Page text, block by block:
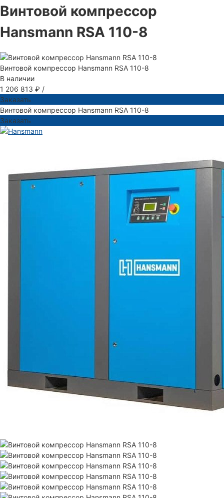
Винтовой компрессор
Hansmann RSA 110-8
Винтовой компрессор Hansmann RSA 110-8
В наличии
1 206 813 ₽ /
Заказать
Винтовой компрессор Hansmann RSA 110-8
Заказать